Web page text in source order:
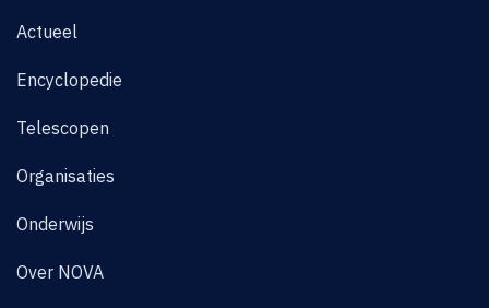
Actueel
Encyclopedie
Telescopen
Organisaties
Onderwijs
Over NOVA